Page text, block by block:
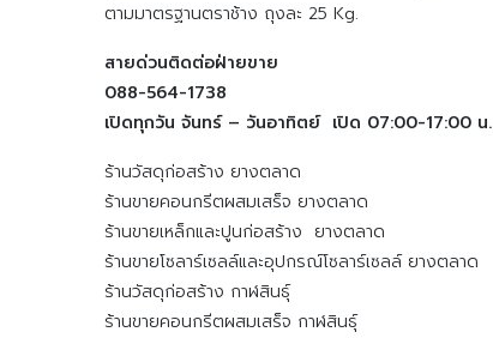
ตามมาตรฐานตราช้าง ถุงละ 25 Kg.
สายด่วนติดต่อฝ่ายขาย
088-564-1738
เปิดทุกวัน จันทร์ – วันอาทิตย์ เปิด 07:00-17:00 น.
ร้านวัสดุก่อสร้าง ยางตลาด
ร้านขายคอนกรีตผสมเสร็จ ยางตลาด
ร้านขายเหล็กและปูนก่อสร้าง ยางตลาด
ร้านขายโซลาร์เซลล์และอุปกรณ์โซลาร์เซลล์ ยางตลาด
ร้านวัสดุก่อสร้าง กาฬสินธุ์
ร้านขายคอนกรีตผสมเสร็จ กาฬสินธุ์